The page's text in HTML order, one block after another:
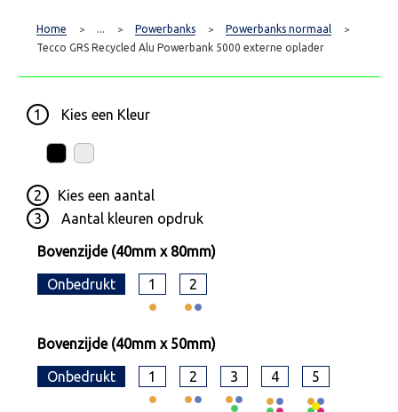
Home > ... > Powerbanks > Powerbanks normaal >
Tecco GRS Recycled Alu Powerbank 5000 externe oplader
1 Kies een Kleur
2 Kies een aantal
3
Aantal kleuren opdruk
Bovenzijde (40mm x 80mm)
Onbedrukt 1 2
Bovenzijde (40mm x 50mm)
Onbedrukt 1 2 3 4 5